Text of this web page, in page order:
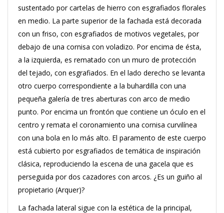
sustentado por cartelas de hierro con esgrafiados florales
en medio. La parte superior de la fachada está decorada
con un friso, con esgrafiados de motivos vegetales, por
debajo de una cornisa con voladizo. Por encima de ésta,
a la izquierda, es rematado con un muro de protección
del tejado, con esgrafiados. En el lado derecho se levanta
otro cuerpo correspondiente a la buhardilla con una
pequeña galería de tres aberturas con arco de medio
punto. Por encima un frontón que contiene un óculo en el
centro y remata el coronamiento una cornisa curvilínea
con una bola en lo más alto. El paramento de este cuerpo
está cubierto por esgrafiados de temática de inspiración
clásica, reproduciendo la escena de una gacela que es
perseguida por dos cazadores con arcos. ¿Es un guiño al
propietario (Arquer)?
La fachada lateral sigue con la estética de la principal,